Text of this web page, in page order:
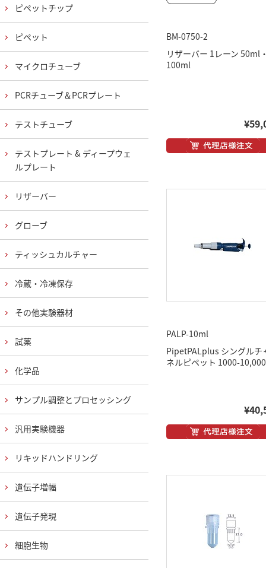
BM-0750-2
リザーバー 1レーン 50ml
100ml
PALP-10ml
PipetPALplus シングルチ
ネルピペット 1000-
ピペットチップ
ピペット
マイクロチューブ
PCRチューブ＆PCRプレート
テストチューブ
テストプレート & ディープウェ
ルプレート
リザーバー
グローブ
ティッシュカルチャー
冷蔵・冷凍保存
その他実験器材
試薬
化学品
サンプル調整とプロセッシング
汎用実験機器
リキッドハンドリング
遺伝子増幅
遺伝子発現
細胞生物